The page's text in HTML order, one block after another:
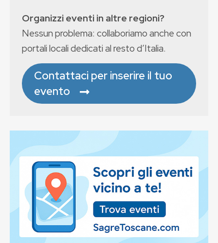
Organizzi eventi in altre regioni?
Nessun problema: collaboriamo anche con
portali locali dedicati al resto d’Italia.
Contattaci per inserire il tuo
evento